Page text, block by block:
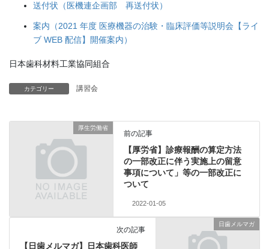
送付状（医機連企画部 再送付状）
案内（2021 年度 医療機器の治験・臨床評価等説明会【ライ
ブ WEB 配信】開催案内）
日本歯科材料工業協同組合
カテゴリー 講習会
厚生労働省
前の記事
【厚労省】診療報酬の算定方法
の一部改正に伴う実施上の留意
事項について」等の一部改正に
ついて
2022-01-05
日歯メルマガ
次の記事
【日歯メルマガ】日本歯科医師